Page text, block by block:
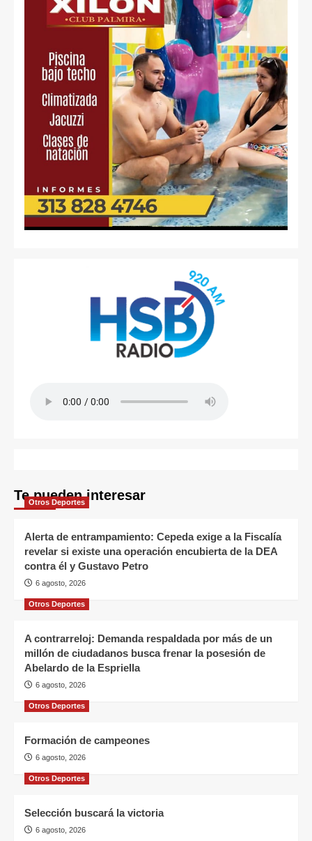
Te pueden interesar
Otros Deportes
Alerta de entrampamiento: Cepeda exige a la Fiscalía
revelar si existe una operación encubierta de la DEA
contra él y Gustavo Petro
6 agosto, 2026
Otros Deportes
A contrarreloj: Demanda respaldada por más de un
millón de ciudadanos busca frenar la posesión de
Abelardo de la Espriella
6 agosto, 2026
Otros Deportes
Formación de campeones
6 agosto, 2026
Otros Deportes
Selección buscará la victoria
6 agosto, 2026